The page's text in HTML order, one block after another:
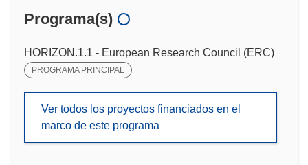
Programa(s)
HORIZON.1.1 - European Research Council (ERC)
PROGRAMA PRINCIPAL
Ver todos los proyectos financiados en el
marco de este programa